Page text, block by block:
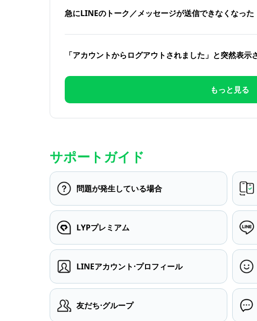
急にLINEのトーク／メッセージが送信できなくなった
「アカウントからログアウトされました」と突然表示
もっと見る
サポートガイド
問題が発生している場合
LYPプレミアム
LINEアカウント⋅プロフィール
友だち⋅グループ